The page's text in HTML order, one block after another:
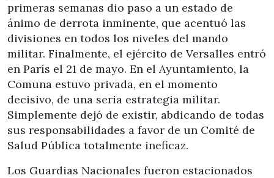
primeras semanas dio paso a un estado de
ánimo de derrota inminente, que acentuó las
divisiones en todos los niveles del mando
militar. Finalmente, el ejército de Versalles entró
en París el 21 de mayo. En el Ayuntamiento, la
Comuna estuvo privada, en el momento
decisivo, de una seria estrategia militar.
Simplemente dejó de existir, abdicando de todas
sus responsabilidades a favor de un Comité de
Salud Pública totalmente ineficaz.
Los Guardias Nacionales fueron estacionados